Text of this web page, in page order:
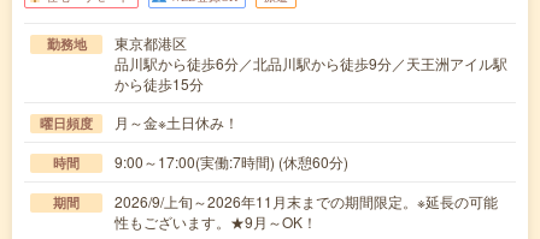
勤務地
東京都港区
品川駅から徒歩6分／北品川駅から徒歩9分／天王洲アイル駅
から徒歩15分
曜日頻度 月～金※土日休み！
時間 9:00～17:00(実働:7時間) (休憩60分)
期間
2026/9/上旬～2026年11月末までの期間限定。※延長の可能
性もございます。★9月～OK！